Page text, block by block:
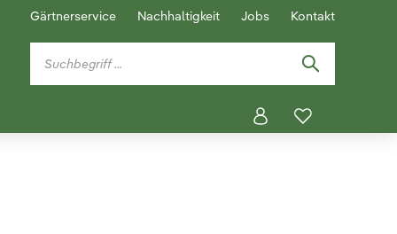
Gärtnerservice Nachhaltigkeit Jobs Kontakt